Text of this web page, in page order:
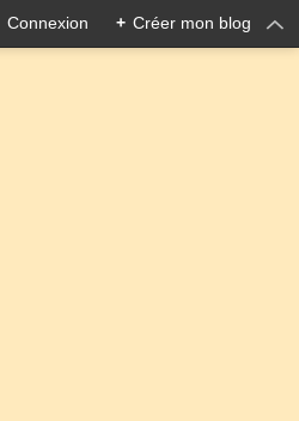
Connexion + Créer mon blog